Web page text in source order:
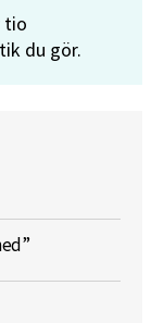
tio
du gör.